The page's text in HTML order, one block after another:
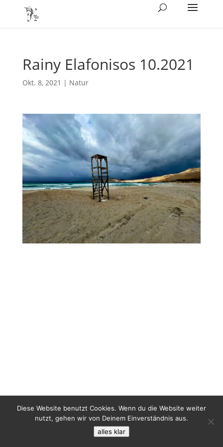
Rainy Elafonisos 10.2021
Okt. 8, 2021 | Natur
Diese Website benutzt Cookies. Wenn du die Website weiter
nutzt, gehen wir von Deinem Einverständnis aus.
alles klar